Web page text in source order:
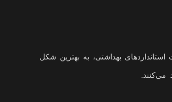
بهداشتی، به بهترین شکل
می‌کنند.